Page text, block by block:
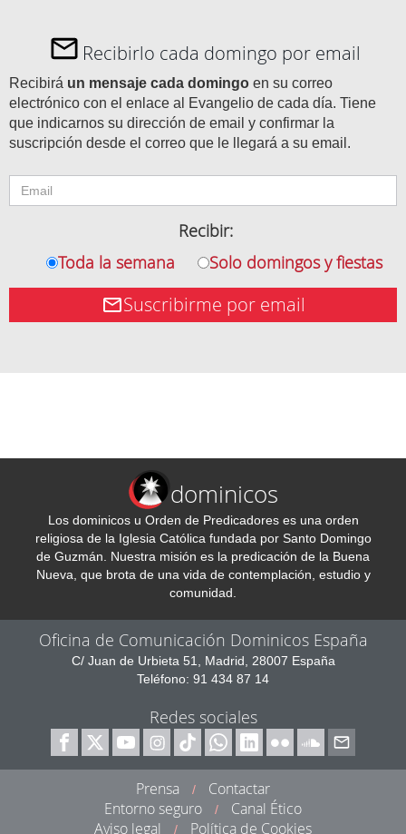
Recibirlo cada domingo por email
Recibirá un mensaje cada domingo en su correo
electrónico con el enlace al Evangelio de cada día. Tiene
que indicarnos su dirección de email y confirmar la
suscripción desde el correo que le llegará a su email.
Recibir:
Toda la semana
Solo domingos y fiestas
Suscribirme por email
dominicos
Los dominicos u Orden de Predicadores es una orden
religiosa de la Iglesia Católica fundada por Santo Domingo
de Guzmán. Nuestra misión es la predicación de la Buena
Nueva, que brota de una vida de contemplación, estudio y
comunidad.
Oficina de Comunicación Dominicos España
C/ Juan de Urbieta 51, Madrid, 28007 España
Teléfono: 91 434 87 14
Redes sociales
Prensa /
Contactar
Entorno seguro
/
Canal Ético
Aviso legal
/ Política de Cookies